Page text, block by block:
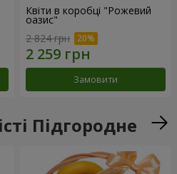
Квіти в коробці "Рожевий
оазис"
2 824 грн
Замовити
Підгородне